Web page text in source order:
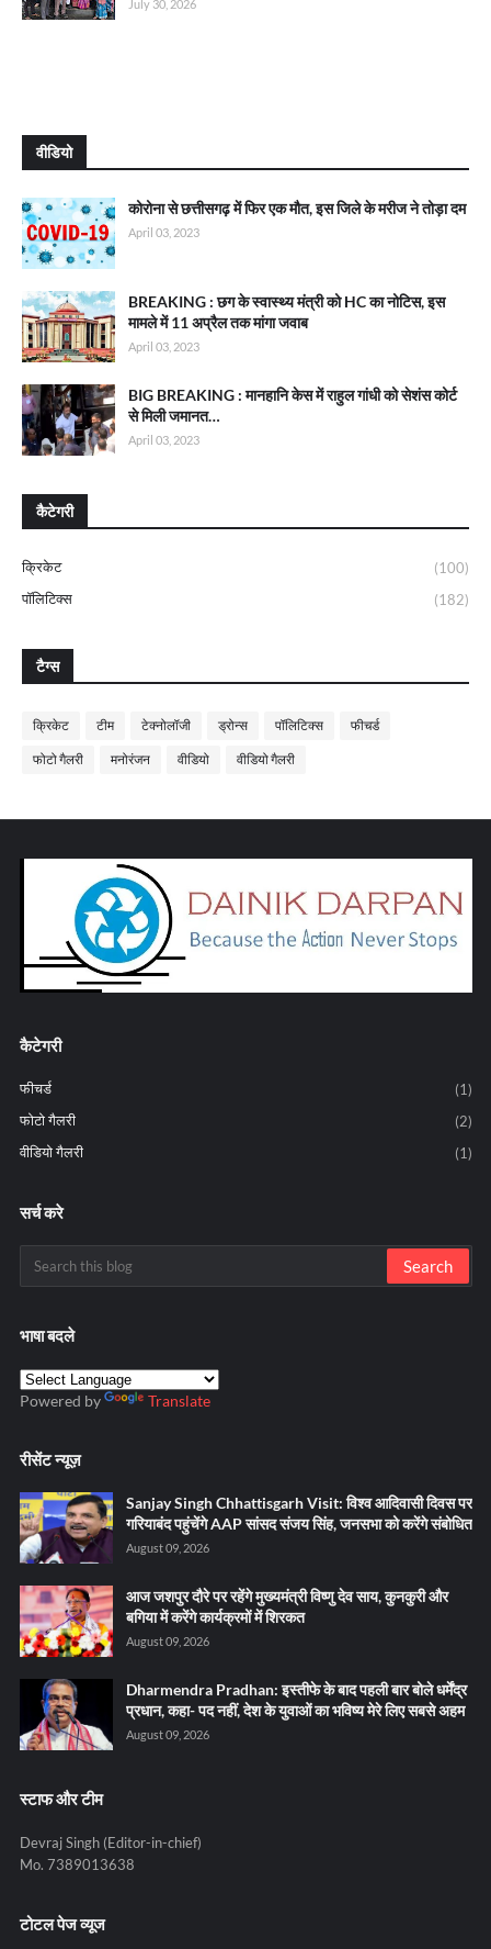
July 30, 2026
वीडियो
कोरोना से छत्तीसगढ़ में फिर एक मौत, इस जिले के मरीज ने तोड़ा दम
April 03, 2023
BREAKING : छग के स्वास्थ्य मंत्री को HC का नोटिस, इस
मामले में 11 अप्रैल तक मांगा जवाब
April 03, 2023
BIG BREAKING : मानहानि केस में राहुल गांधी को सेशंस कोर्ट
से मिली जमानत…
April 03, 2023
कैटेगरी
क्रिकेट
(100)
पॉलिटिक्स
(182)
टैग्स
क्रिकेट टीम टेक्नोलॉजी ड्रोन्स पॉलिटिक्स फीचर्ड
फोटो गैलरी मनोरंजन वीडियो वीडियो गैलरी
कैटेगरी
फीचर्ड
(1)
फोटो गैलरी
(2)
वीडियो गैलरी
(1)
सर्च करे
भाषा बदले
Powered by Translate
रीसेंट न्यूज़
Sanjay Singh Chhattisgarh Visit: विश्व आदिवासी दिवस पर
गरियाबंद पहुंचेंगे AAP सांसद संजय सिंह, जनसभा को करेंगे संबोधित
August 09, 2026
आज जशपुर दौरे पर रहेंगे मुख्यमंत्री विष्णु देव साय, कुनकुरी और
बगिया में करेंगे कार्यक्रमों में शिरकत
August 09, 2026
Dharmendra Pradhan: इस्तीफे के बाद पहली बार बोले धर्मेंद्र
प्रधान, कहा- पद नहीं, देश के युवाओं का भविष्य मेरे लिए सबसे अहम
August 09, 2026
स्टाफ और टीम
Devraj Singh (Editor-in-chief)
Mo. 7389013638
टोटल पेज व्यूज